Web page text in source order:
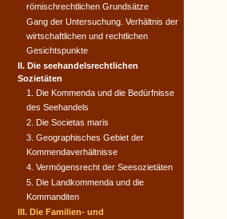
römischrechtlichen Grundsätze
Gang der Untersuchung. Verhältnis der
wirtschaftlichen und rechtlichen
Gesichtspunkte
II. Die seehandelsrechtlichen
Sozietäten
1. Die Kommenda und die Bedürfnisse
des Seehandels
2. Die Societas maris
3. Geographisches Gebiet der
Kommendaverhältnisse
4. Vermögensrecht der Seesozietäten
5. Die Landkommenda und die
Kommanditen
III. Die Familien- und